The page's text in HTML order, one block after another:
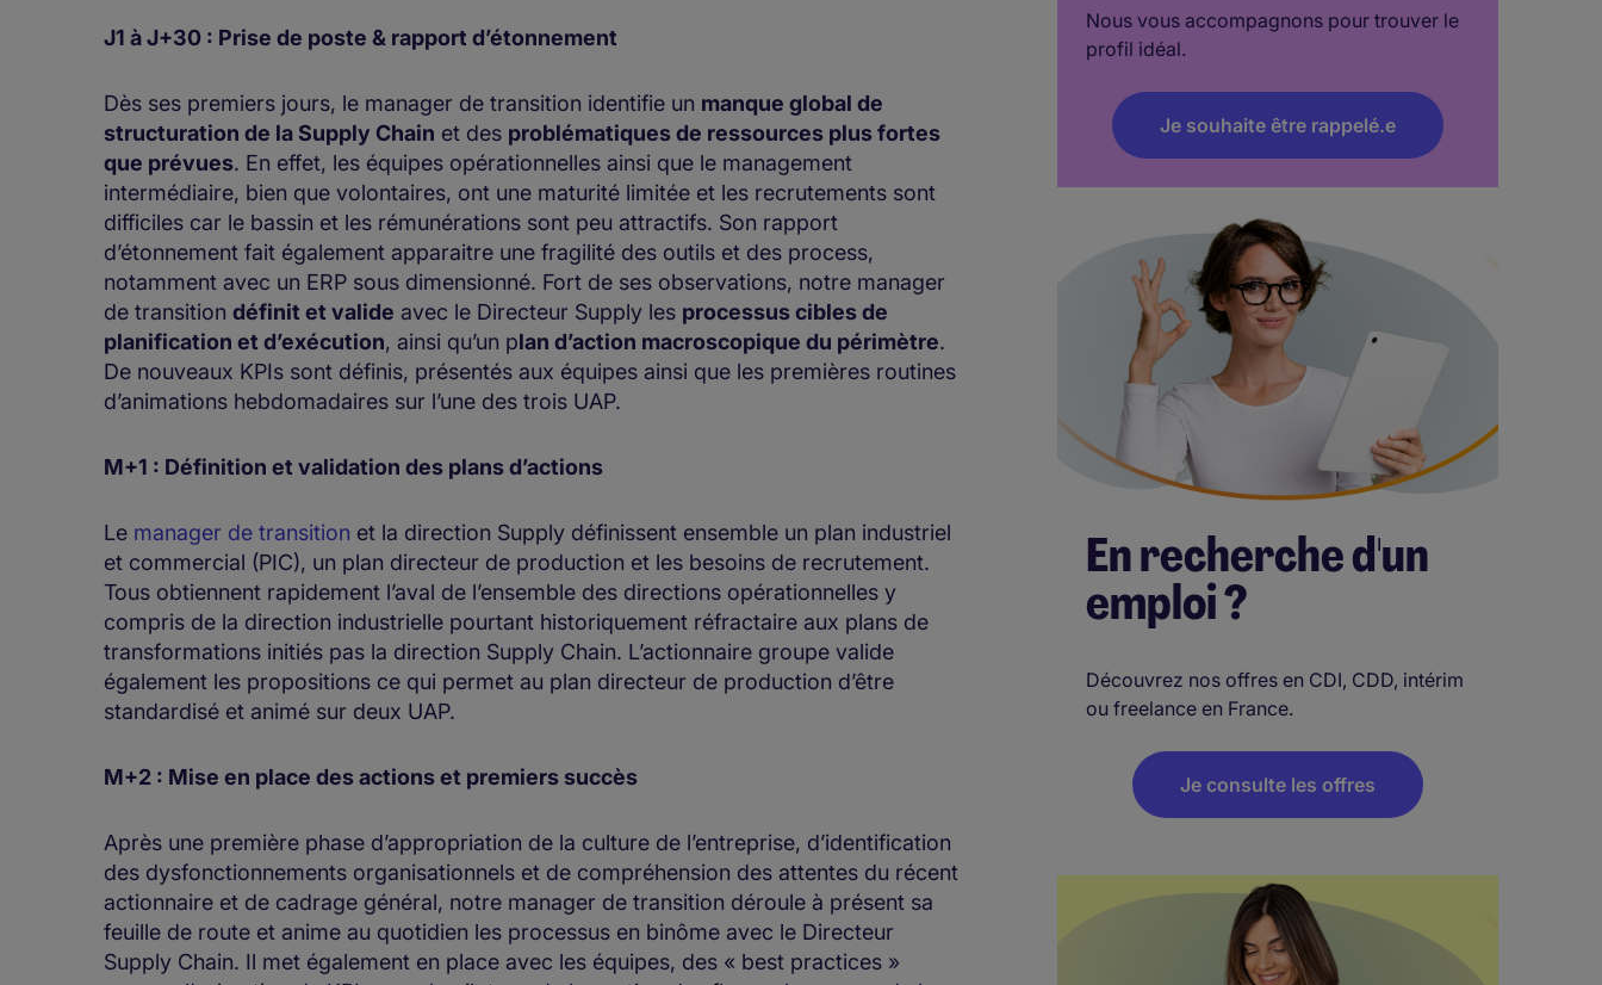
J1 à J+30 : Prise de poste & rapport d’étonnement
Dès ses premiers jours, le manager de transition identifie un manque global de
structuration de la Supply Chain et des problématiques de ressources plus fortes
que prévues. En effet, les équipes opérationnelles ainsi que le management
intermédiaire, bien que volontaires, ont une maturité limitée et les recrutements sont
difficiles car le bassin et les rémunérations sont peu attractifs. Son rapport
d’étonnement fait également apparaitre une fragilité des outils et des process,
notamment avec un ERP sous dimensionné. Fort de ses observations, notre manager
de transition définit et valide avec le Directeur Supply les processus cibles de
planification et d’exécution, ainsi qu’un plan d’action macroscopique du périmètre.
De nouveaux KPIs sont définis, présentés aux équipes ainsi que les premières routines
d’animations hebdomadaires sur l’une des trois UAP.
M+1 : Définition et validation des plans d’actions
Le manager de transition et la direction Supply définissent ensemble un plan industriel
et commercial (PIC), un plan directeur de production et les besoins de recrutement.
Tous obtiennent rapidement l’aval de l’ensemble des directions opérationnelles y
compris de la direction industrielle pourtant historiquement réfractaire aux plans de
transformations initiés pas la direction Supply Chain. L’actionnaire groupe valide
également les propositions ce qui permet au plan directeur de production d’être
standardisé et animé sur deux UAP.
M+2 : Mise en place des actions et premiers succès
Après une première phase d’appropriation de la culture de l’entreprise, d’identification
des dysfonctionnements organisationnels et de compréhension des attentes du récent
actionnaire et de cadrage général, notre manager de transition déroule à présent sa
feuille de route et anime au quotidien les processus en binôme avec le Directeur
Supply Chain. Il met également en place avec les équipes, des « best practices »
Nous vous accompagnons pour trouver le
profil idéal.
Je souhaite être rappelé.e
En recherche d'un
emploi ?
Découvrez nos offres en CDI, CDD, intérim
ou freelance en France.
Je consulte les offres